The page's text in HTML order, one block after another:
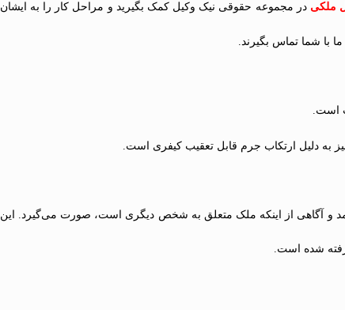
ملکی در مجموعه حقوقی نیک وکیل کمک بگیرید و مراحل کار را به ایشان
با شما تماس بگیرند.
است.
به دلیل ارتکاب جرم قابل تعقیب کیفری است.
و آگاهی از اینکه ملک متعلق به شخص دیگری است، صورت می‌گیرد. این
شده است.